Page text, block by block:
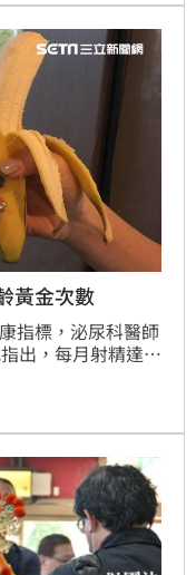
廁所洗澡的鬧劇。
黃金次數
指標，泌尿科醫師
出，每月射精達
體能差異，日本醫